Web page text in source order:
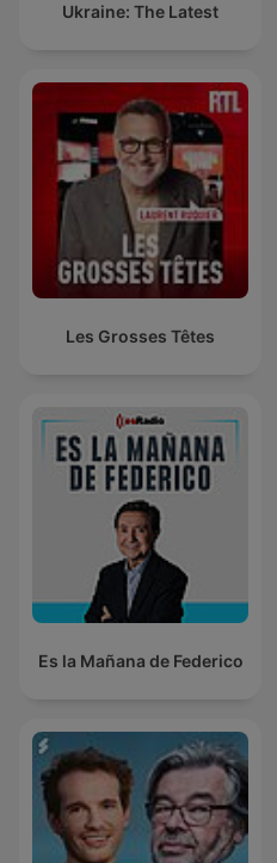
Ukraine: The Latest
Les Grosses Têtes
Es la Mañana de Federico